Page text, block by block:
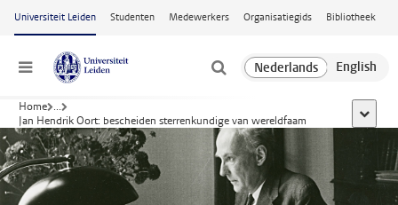
Ga naar hoofdinhoud
Universiteit Leiden Studenten Medewerkers Organisatiegids Bibliotheek
Menu
Home ...
Jan Hendrik Oort: bescheiden sterrenkundige van wereldfaam
toon